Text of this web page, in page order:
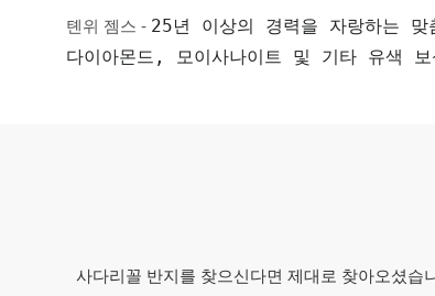
톈위 젬스 - 25년 이상의 경력을 자랑하는
다이아몬드, 모이사나이트 및 기타 유색 보
사다리꼴 반지를 찾으신다면 제대로 찾아오셨습